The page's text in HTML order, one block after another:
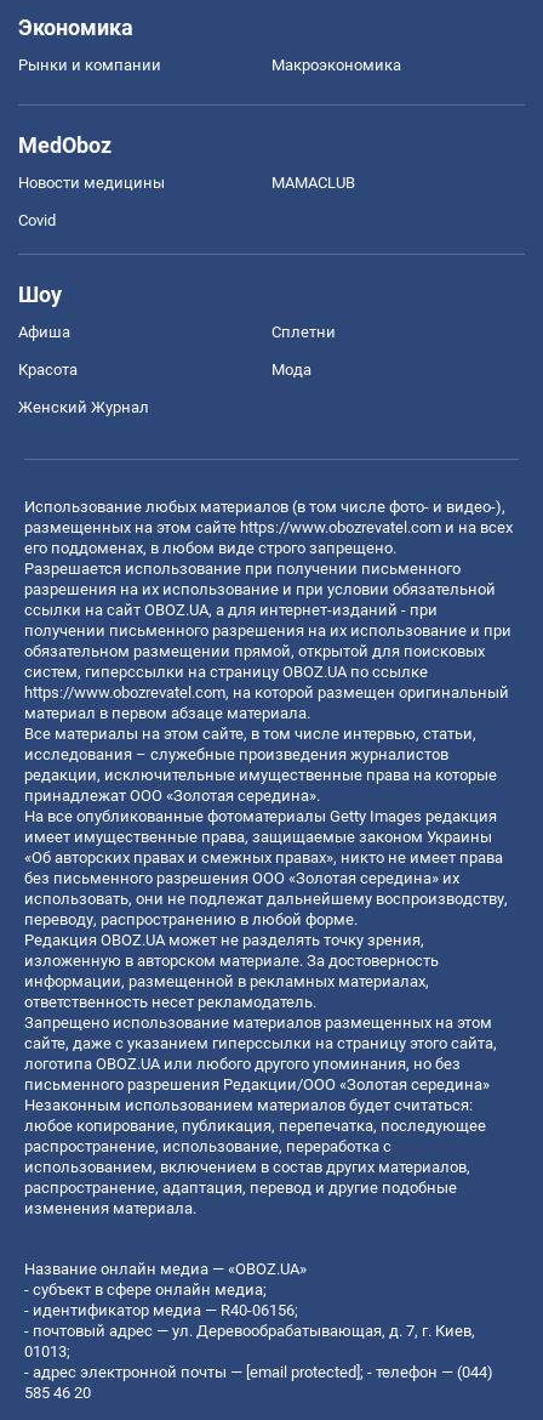
Экономика
Рынки и компании Mакроэкономика
MedOboz
Новости медицины MAMACLUB
Covid
Шоу
Афиша Сплетни
Красота Мода
Женский Журнал
Использование любых материалов (в том числе фото- и видео-),
размещенных на этом сайте https://www.obozrevatel.com и на всех
его поддоменах, в любом виде строго запрещено.
Разрешается использование при получении письменного
разрешения на их использование и при условии обязательной
ссылки на сайт OBOZ.UA, а для интернет-изданий - при
получении письменного разрешения на их использование и при
обязательном размещении прямой, открытой для поисковых
систем, гиперссылки на страницу OBOZ.UA по ссылке
https://www.obozrevatel.com, на которой размещен оригинальный
материал в первом абзаце материала.
Все материалы на этом сайте, в том числе интервью, статьи,
исследования – служебные произведения журналистов
редакции, исключительные имущественные права на которые
принадлежат ООО «Золотая середина».
На все опубликованные фотоматериалы Getty Images редакция
имеет имущественные права, защищаемые законом Украины
«Об авторских правах и смежных правах», никто не имеет права
без письменного разрешения ООО «Золотая середина» их
использовать, они не подлежат дальнейшему воспроизводству,
переводу, распространению в любой форме.
Редакция OBOZ.UA может не разделять точку зрения,
изложенную в авторском материале. За достоверность
информации, размещенной в рекламных материалах,
ответственность несет рекламодатель.
Запрещено использование материалов размещенных на этом
сайте, даже с указанием гиперссылки на страницу этого сайта,
логотипа OBOZ.UA или любого другого упоминания, но без
письменного разрешения Редакции/ООО «Золотая середина»
Незаконным использованием материалов будет считаться:
любое копирование, публикация, перепечатка, последующее
распространение, использование, переработка с
использованием, включением в состав других материалов,
распространение, адаптация, перевод и другие подобные
изменения материала.
Название онлайн медиа — «OBOZ.UA»
- субъект в сфере онлайн медиа;
- идентификатор медиа — R40-06156;
- почтовый адрес — ул. Деревообрабатывающая, д. 7, г. Киев,
01013;
- адрес электронной почты — [email protected] ; - телефон — (044)
585 46 20